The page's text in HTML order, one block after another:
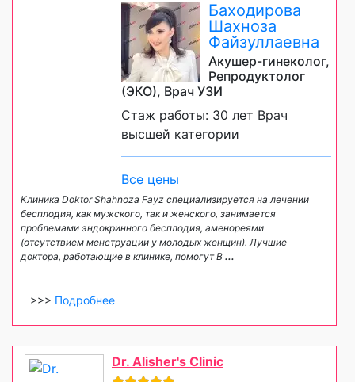
Баходирова
Шахноза
Файзуллаевна
Акушер-гинеколог,
Репродуктолог
(ЭКО), Врач УЗИ
Стаж работы: 30 лет Врач
высшей категории
Все цены
Клиника Doktor Shahnoza Fayz специализируется на лечении
бесплодия, как мужского, так и женского, занимается
проблемами эндокринного бесплодия, аменореями
(отсутствием менструации у молодых женщин). Лучшие
доктора, работающие в клинике, помогут В ...
>>> Подробнее
Dr. Alisher's Clinic